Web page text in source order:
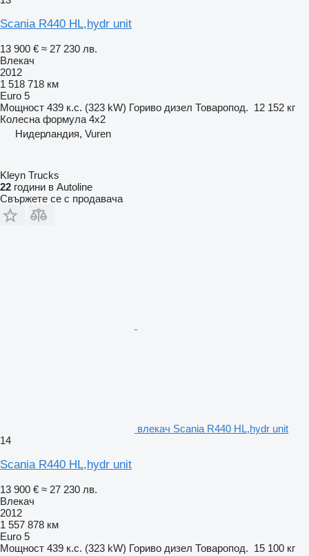
Scania R440 HL,hydr unit
13 900 € ≈ 27 230 лв.
Влекач
2012
1 518 718 км
Euro 5
Мощност 439 к.с. (323 kW) Гориво дизел Товаропод. 12 152 кг
Колесна формула 4x2
Нидерландия, Vuren
Kleyn Trucks
22 години в Autoline
Свържете се с продавача
влекач Scania R440 HL,hydr unit
14
Scania R440 HL,hydr unit
13 900 € ≈ 27 230 лв.
Влекач
2012
1 557 878 км
Euro 5
Мощност 439 к.с. (323 kW) Гориво дизел Товаропод. 15 100 кг